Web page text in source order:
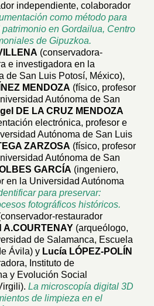
independiente, colaborador
como método para
en Gordailua, Centro
de Gipuzkoa.
(conservadora-
e investigadora en la
de San Luis Potosí, México),
MENDOZA (físico, profesor
Autónoma de San
DE LA CRUZ MENDOZA
electrónica, profesor e
Autónoma de San Luis
ZARZOSA (físico, profesor
Autónoma de San
GARCÍA (ingeniero,
en la Universidad Autónoma
para preservar:
fotográficos históricos.
restaurador
A.COURTENAY (arqueólogo,
de Salamanca, Escuela
Ávila) y Lucía LÓPEZ-POLÍN
Instituto de
y Evolución Social
La microscopía digital 3D
de limpieza en el